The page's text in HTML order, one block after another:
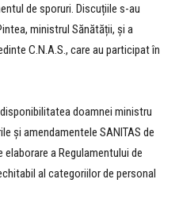
de sporuri. Discuțiile s-au
ministrul Sănătății, și a
C.N.A.S., care au participat în
doamnei ministru
și amendamentele SANITAS de
a Regulamentului de
al categoriilor de personal